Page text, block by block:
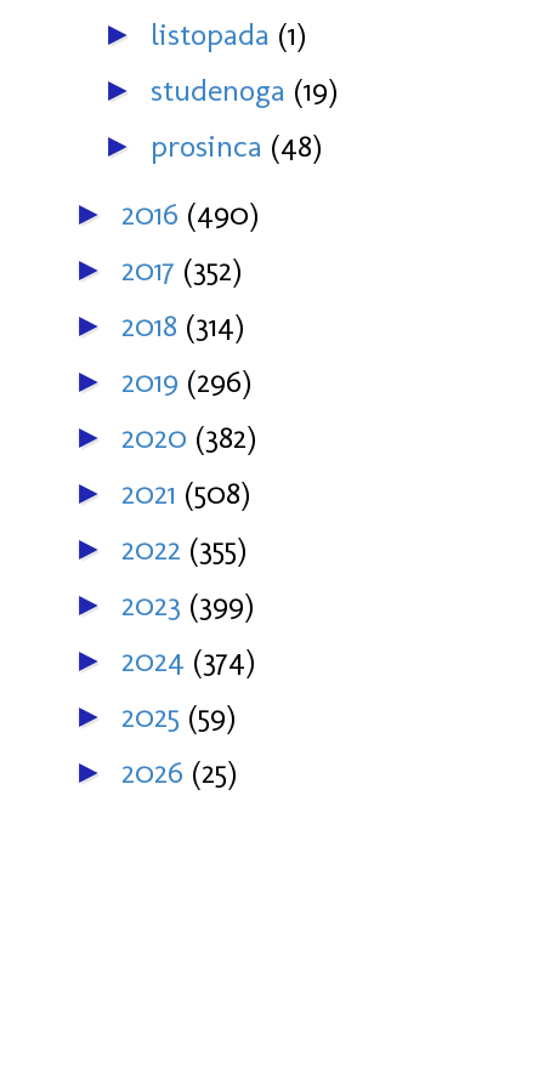
► listopada (1)
► studenoga (19)
► prosinca (48)
► 2016 (490)
► 2017 (352)
► 2018 (314)
► 2019 (296)
► 2020 (382)
► 2021 (508)
► 2022 (355)
► 2023 (399)
► 2024 (374)
► 2025 (59)
► 2026 (25)